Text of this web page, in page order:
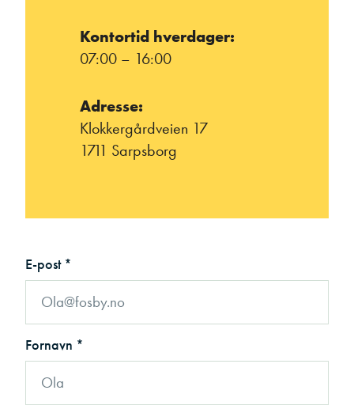
Kontortid hverdager:
07:00 – 16:00
Adresse:
Klokkergårdveien 17
1711 Sarpsborg
E-post *
Fornavn *